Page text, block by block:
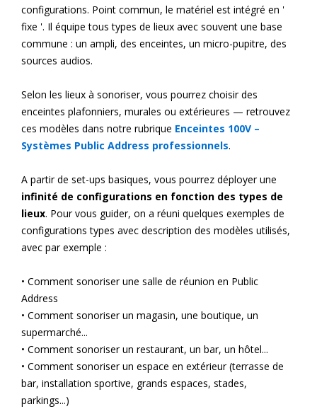
configurations. Point commun, le matériel est intégré en '
fixe '. Il équipe tous types de lieux avec souvent une base
commune : un ampli, des enceintes, un micro-pupitre, des
sources audios.
Selon les lieux à sonoriser, vous pourrez choisir des
enceintes plafonniers, murales ou extérieures — retrouvez
ces modèles dans notre rubrique Enceintes 100V –
Systèmes Public Address professionnels.
A partir de set-ups basiques, vous pourrez déployer une
infinité de configurations en fonction des types de
lieux. Pour vous guider, on a réuni quelques exemples de
configurations types avec description des modèles utilisés,
avec par exemple :
• Comment sonoriser une salle de réunion en Public
Address
• Comment sonoriser un magasin, une boutique, un
supermarché...
• Comment sonoriser un restaurant, un bar, un hôtel...
• Comment sonoriser un espace en extérieur (terrasse de
bar, installation sportive, grands espaces, stades,
parkings...)